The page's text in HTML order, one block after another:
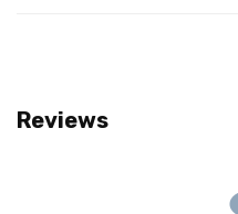
Reviews